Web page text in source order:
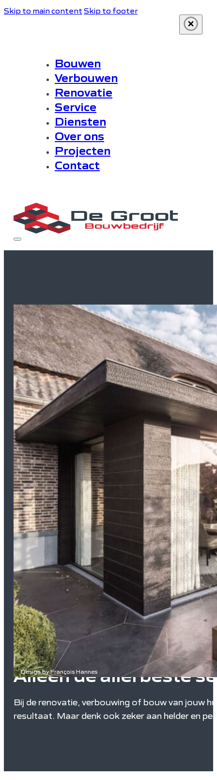
Skip to main content Skip to footer
Bouwen
Verbouwen
Renovatie
Service
Diensten
Over ons
Projecten
Contact
Design by François Hannes
Alleen de allerbeste
Bij de renovatie, verbouwing of bouw van jouw
resultaat. Maar denk ook zeker aan helder en